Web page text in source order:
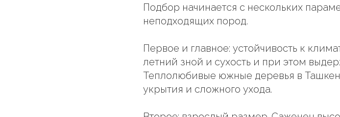
Подбор начинается с нескольких
неподходящих пород.
Первое и главное: устойчивость к
летний зной и сухость и при этом
Теплолюбивые южные деревья в
укрытия и сложного ухода.